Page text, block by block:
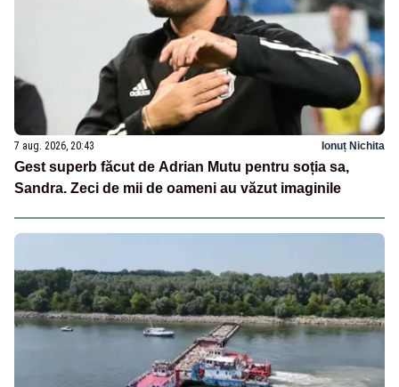
7 aug. 2026, 20:43 Ionuț Nichita
Gest superb făcut de Adrian Mutu pentru soția sa,
Sandra. Zeci de mii de oameni au văzut imaginile